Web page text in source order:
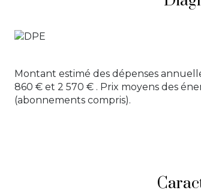
Montant estimé des dépenses
860 € et 2 570 € . Prix moyens des
(abonnements compris).